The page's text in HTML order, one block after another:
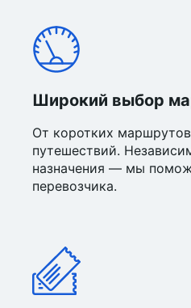
Широкий выбор
От коротких
путешествий.
назначения — мы
перевозчика.